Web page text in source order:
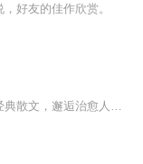
好友的佳作欣赏。